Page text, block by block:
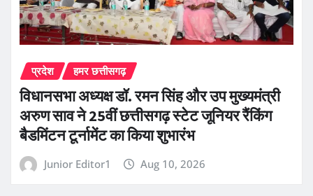
प्रदेश हमर छत्तीसगढ़
विधानसभा अध्यक्ष डॉ. रमन सिंह और उप मुख्यमंत्री
अरुण साव ने 25वीं छत्तीसगढ़ स्टेट जूनियर रैंकिंग
बैडमिंटन टूर्नामेंट का किया शुभारंभ
Junior Editor1 Aug 10, 2026